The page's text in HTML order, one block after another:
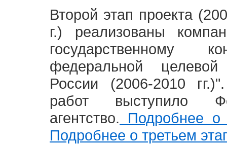
Второй этап проекта
г.) реализованы
государственному
федеральной
России (2006-2010
работ выступило
агентство. Подробнее о
Подробнее о третьем